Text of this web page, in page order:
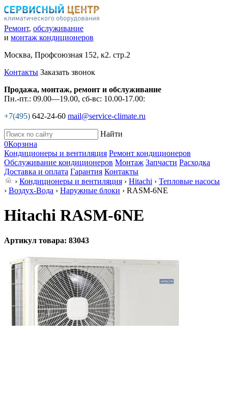
Ремонт, обслуживание
и монтаж кондиционеров
Москва, Профсоюзная 152, к2. стр.2
Контакты Заказать звонок
Продажа, монтаж, ремонт и обслуживание
Пн.-пт.: 09.00—19.00, сб-вс: 10.00-17.00:
+7(495) 642-24-60 mail@service-climate.ru
Найти
0Корзина
Кондиционеры и вентиляция Ремонт кондиционеров
Обслуживание кондиционеров Монтаж Запчасти Расходка
Доставка и оплата Гарантия Контакты
› Кондиционеры и вентиляция › Hitachi › Тепловые насосы
› Воздух-Вода › Наружные блоки › RASM-6NE
Hitachi RASM-6NE
Артикул товара: 83043